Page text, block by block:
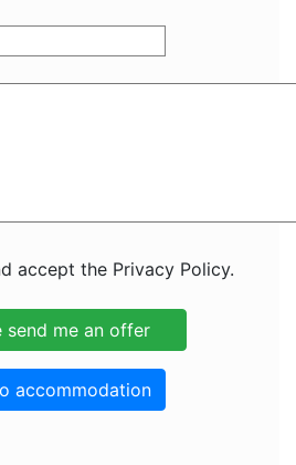
accept the Privacy Policy.
accommodation